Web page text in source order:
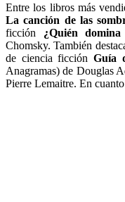
Entre los libros más
La canción de las
ficción ¿Quién
Chomsky. También
de ciencia ficciónGuía
Anagramas) de Douglas
Pierre Lemaitre. En